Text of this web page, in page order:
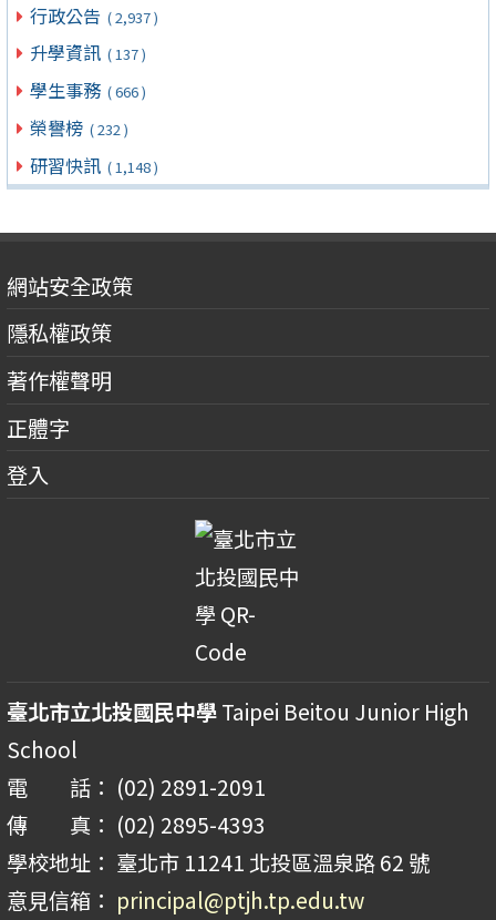
行政公告 ( 2,937 )
升學資訊 ( 137 )
學生事務 ( 666 )
榮譽榜 ( 232 )
研習快訊 ( 1,148 )
網站安全政策
隱私權政策
著作權聲明
正體字
登入
臺北市立北投國民中學Taipei Beitou Junior High
School
電 話： (02) 2891-2091
傳 真： (02) 2895-4393
學校地址： 臺北市 11241 北投區溫泉路 62 號
意見信箱： principal@ptjh.tp.edu.tw